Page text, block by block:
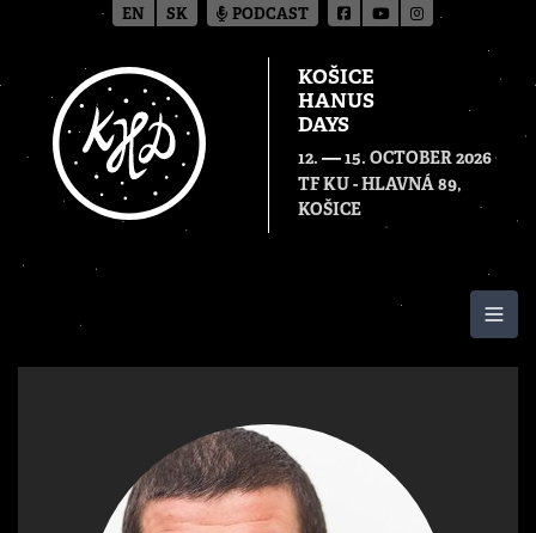
KOŠICE
HANUS
DAYS
12. — 15. OCTOBER 2026
TF KU - HLAVNÁ 89,
KOŠICE
EN SK PODCAST